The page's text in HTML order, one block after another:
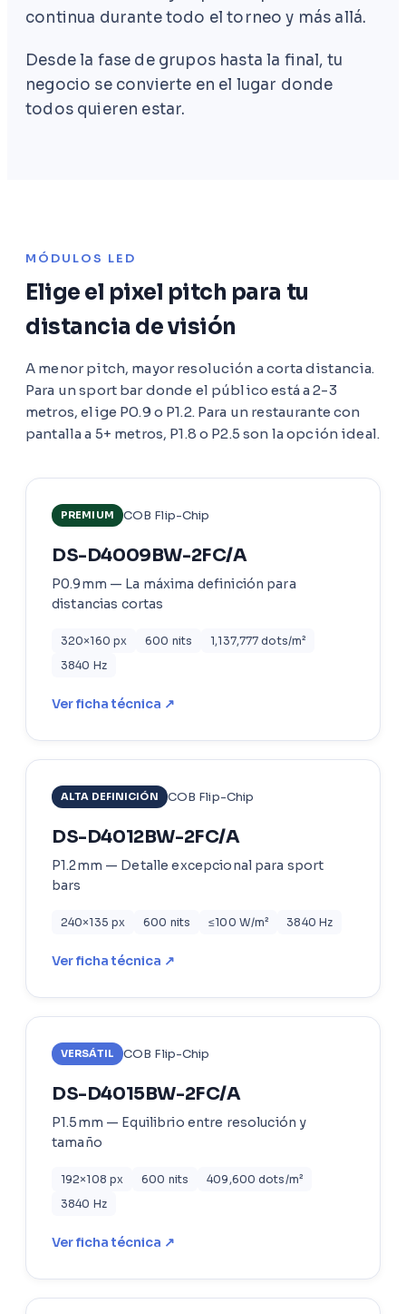
continua durante todo el torneo y más allá.
Desde la fase de grupos hasta la final, tu
negocio se convierte en el lugar donde
todos quieren estar.
MÓDULOS LED
Elige el pixel pitch para tu
distancia de visión
A menor pitch, mayor resolución a corta distancia.
Para un sport bar donde el público está a 2-3
metros, elige P0.9 o P1.2. Para un restaurante con
pantalla a 5+ metros, P1.8 o P2.5 son la opción ideal.
PREMIUM COB Flip-Chip
DS-D4009BW-2FC/A
P0.9mm — La máxima definición para
distancias cortas
320×160 px 600 nits
1,137,777 dots/m²
3840 Hz
Ver ficha técnica ↗
ALTA DEFINICIÓN COB Flip-Chip
DS-D4012BW-2FC/A
P1.2mm — Detalle excepcional para sport
bars
240×135 px 600 nits ≤100 W/m² 3840 Hz
Ver ficha técnica ↗
VERSÁTIL COB Flip-Chip
DS-D4015BW-2FC/A
P1.5mm — Equilibrio entre resolución y
tamaño
192×108 px 600 nits
409,600 dots/m²
3840 Hz
Ver ficha técnica ↗